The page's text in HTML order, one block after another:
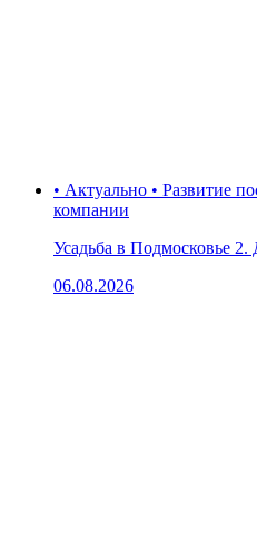
• Актуально • Развитие
компании
Усадьба в Подмосковье
06.08.2026